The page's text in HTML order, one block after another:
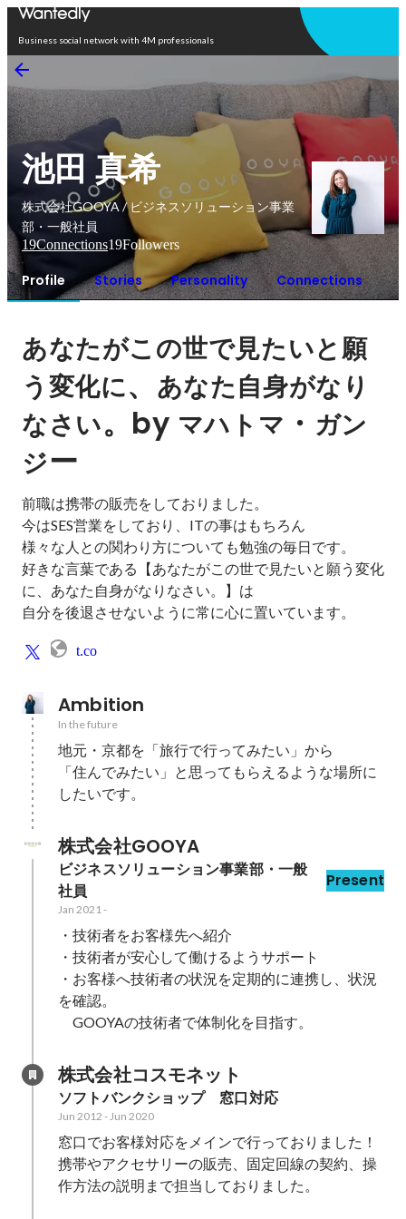
Business social network with 4M professionals
池田 真希
株式会社GOOYA / ビジネスソリューション事業
部・一般社員
19Connections19Followers
Profile Stories Personality Connections
あなたがこの世で見たいと願
う変化に、 あなた自身がなり
なさい。by マハトマ ・ ガン
ジー
前職は携帯の販売をしておりました。
今はSES営業をしており、ITの事はもちろん
様々な人との関わり方についても勉強の毎日です。
好きな言葉である【あなたがこの世で見たいと願う変化
に、あなた自身がなりなさい。】は
自分を後退させないように常に心に置いています。
t.co
Ambition
In the future
地元・京都を「旅行で行ってみたい」から
「住んでみたい」と思ってもらえるような場所に
したいです。
株式会社GOOYA
ビジネスソリューション事業部・一般
社員
Present
Jan 2021-
・技術者をお客様先へ紹介
・技術者が安心して働けるようサポート
・お客様へ技術者の状況を定期的に連携し、状況
を確認。
GOOYAの技術者で体制化を目指す。
株式会社コスモネット
ソフトバンクショップ　窓口対応
Jun 2012 -Jun 2020
窓口でお客様対応をメインで行っておりました！
携帯やアクセサリーの販売、固定回線の契約、操
作方法の説明まで担当しておりました。